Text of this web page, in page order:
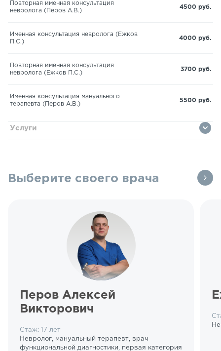
Повторная именная консультация
невролога (Перов А.В.)
4500 руб.
Именная консультация невролога (Ежков
П.С.)
4000 руб.
Повторная именная консультация
невролога (Ежков П.С.)
3700 руб.
Именная консультация мануального
терапевта (Перов А.В.)
5500 руб.
Услуги
Выберите своего врача
Перов Алексей
Викторович
Стаж: 17 лет
Невролог, мануальный терапевт, врач
функциональной диагностики, первая категория